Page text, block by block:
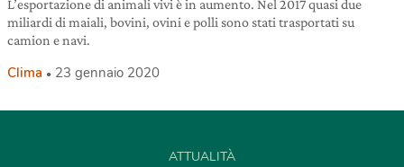
L’esportazione di animali vivi è in aumento. Nel 2017 quasi due
miliardi di maiali, bovini, ovini e polli sono stati trasportati su
camion e navi.
Clima 23 gennaio 2020
ATTUALITÀ